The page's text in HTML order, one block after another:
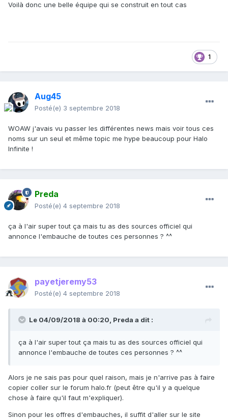
Voilà donc une belle équipe qui se construit en tout cas
1
Aug45
Posté(e) 3 septembre 2018
WOAW j'avais vu passer les différentes news mais voir tous ces
noms sur un seul et même topic me hype beaucoup pour Halo
Infinite !
Preda
Posté(e) 4 septembre 2018
ça à l'air super tout ça mais tu as des sources officiel qui
annonce l'embauche de toutes ces personnes ? ^^
payetjeremy53
Posté(e) 4 septembre 2018
Le 04/09/2018 à 00:20, Preda a dit :
ça à l'air super tout ça mais tu as des sources officiel qui
annonce l'embauche de toutes ces personnes ? ^^
Alors je ne sais pas pour quel raison, mais je n'arrive pas à faire
copier coller sur le forum halo.fr (peut être qu'il y a quelque
chose à faire qu'il faut m'expliquer).
Sinon pour les offres d'embauches, il suffit d'aller sur le site